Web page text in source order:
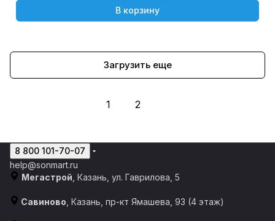
В корзину
Загрузить еще
1 2
8 800 101-70-07
help@sonmart.ru
Мегастрой , Казань, ул. Гаврилова, 5
Савиново , Казань, пр-кт Ямашева, 93 (4 этаж)